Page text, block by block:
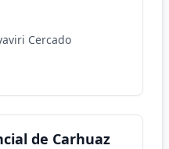
Cercado
de Carhuaz